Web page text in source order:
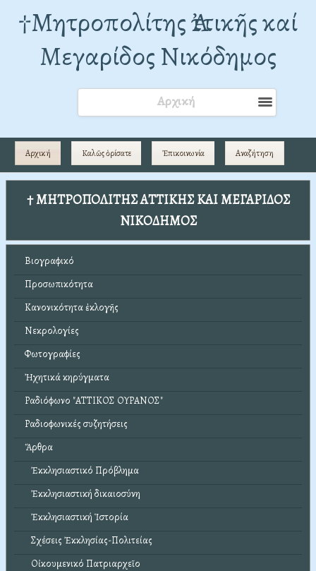
†Mητροπολίτης Ἀττικῆς καί
Μεγαρίδος Νικόδημος
Αρχική
Αρχική Καλῶς ὁρίσατε Ἐπικοινωνία Αναζήτηση
† ΜΗΤΡΟΠΟΛΙΤΗΣ ΑΤΤΙΚΗΣ ΚΑΙ ΜΕΓΑΡΙΔΟΣ
ΝΙΚΟΔΗΜΟΣ
Βιογραφικό
Προσωπικότητα
Κανονικότητα ἐκλογῆς
Νεκρολογίες
Φωτογραφίες
Ἠχητικά κηρύγματα
Ραδιόφωνο "ΑΤΤΙΚΟΣ ΟΥΡΑΝΟΣ"
Ραδιοφωνικές συζητήσεις
Ἄρθρα
Ἐκκλησιαστικό Πρόβλημα
Ἐκκλησιαστική δικαιοσύνη
Ἐκκλησιαστική Ἱστορία
Σχέσεις Ἐκκλησίας-Πολιτείας
Οἰκουμενικό Πατριαρχεῖο